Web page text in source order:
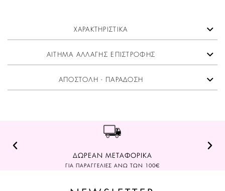
ΧΑΡΑΚΤΗΡΙΣΤΙΚΑ
ΑΙΤΗΜΑ ΑΛΛΑΓΗΣ ΕΠΙΣΤΡΟΦΗΣ
ΑΠΟΣΤΟΛΗ - ΠΑΡΑΔΟΣΗ
ΔΩΡΕΑΝ ΜΕΤΑΦΟΡΙΚΑ
ΓΙΑ ΠΑΡΑΓΓΕΛΙΕΣ ΑΝΩ ΤΩΝ 100€